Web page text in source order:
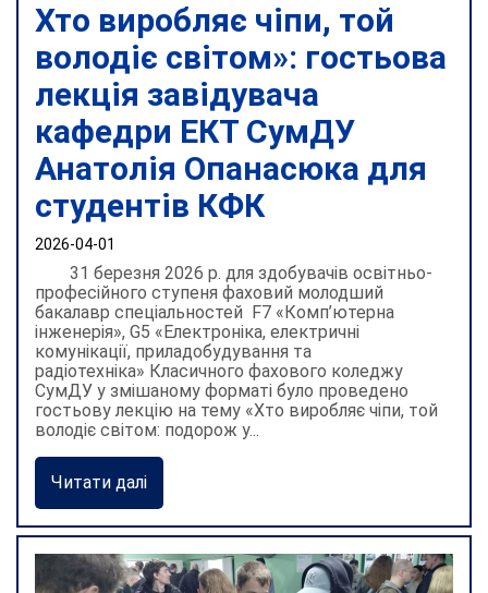
Хто виробляє чіпи, той
володіє світом»: гостьова
лекція завідувача
кафедри ЕКТ СумДУ
Анатолія Опанасюка для
студентів КФК
2026-04-01
31 березня 2026 р. для здобувачів освітньо-
професійного ступеня фаховий молодший
бакалавр спеціальностей F7 «Комп’ютерна
інженерія», G5 «Електроніка, електричні
комунікації, приладобудування та
радіотехніка» Класичного фахового коледжу
СумДУ у змішаному форматі було проведено
гостьову лекцію на тему «Хто виробляє чіпи, той
володіє світом: подорож у...
Читати далі